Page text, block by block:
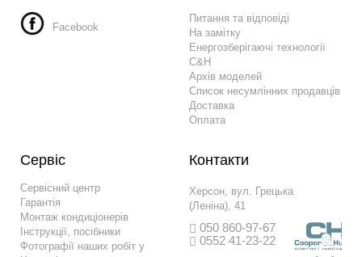
Facebook
Питання та відповіді
На замітку
Енергозберігаючі технології
C&H
Архів моделей
Список несумлінних продавців
Доставка
Оплата
Сервіс
Сервісний центр
Гарантія
Монтаж кондиціонерів
Інструкції, посібники
Фотографії наших робіт у
Контакти
Херсон, вул. Грецька
(Леніна), 41
050 860-97-67
0552 41-23-22